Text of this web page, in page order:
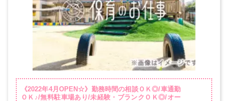
《2022年4月OPEN☆》勤務時間の相談ＯＫ◎/車通勤
ＯＫ♪/無料駐車場あり/未経験・ブランクＯＫ◎/オー